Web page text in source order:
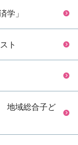
学」
ト
地域総合子ど